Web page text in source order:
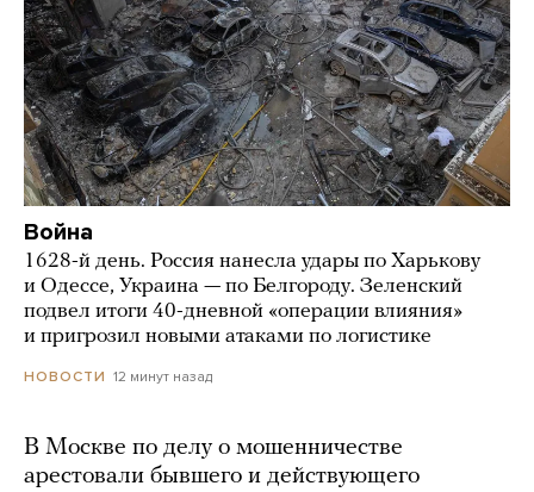
Война
1628-й день. Россия нанесла удары по Харькову
и Одессе, Украина — по Белгороду. Зеленский
подвел итоги 40-дневной «операции влияния»
и пригрозил новыми атаками по логистике
НОВОСТИ 12 минут назад
В Москве по делу о мошенничестве
арестовали бывшего и действующего